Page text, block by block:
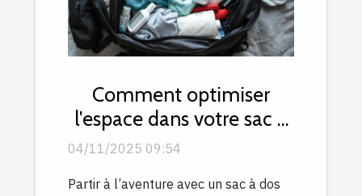
Comment optimiser
l'espace dans votre sac à
dos de voyage ?
04/11/2025 09:54
Partir à l’aventure avec un sac à dos